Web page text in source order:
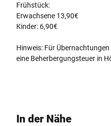
Frühstück:
Erwachsene 13,90€
Kinder: 6,90€
Hinweis: Für
eine Beherbergungsteuer in
In der Nähe